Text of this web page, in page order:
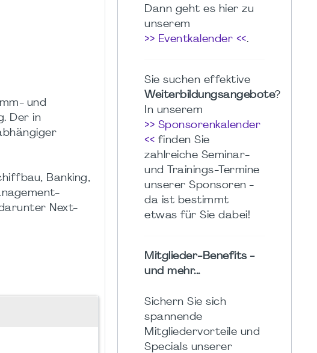
und
Der in
Banking,
Next-
Dann geht es hier zu
unserem
>> Eventkalender <<.
Sie suchen effektive
Weiterbildungsangebote?
In unserem
>> Sponsorenkalender
<< finden Sie
zahlreiche Seminar-
und Trainings-Termine
unserer Sponsoren -
da ist bestimmt
etwas für Sie dabei!
Mitglieder-Benefits -
und mehr...
Sichern Sie sich
spannende
Mitgliedervorteile und
Specials unserer